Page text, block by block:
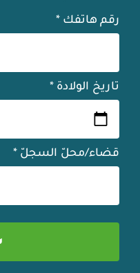
رقم هاتفك *
تاريخ الولادة *
قضاء/محلّ السجلّ *